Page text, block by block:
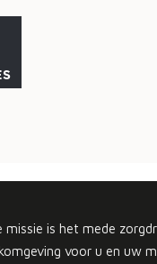
missie is het mede
voor u en uw